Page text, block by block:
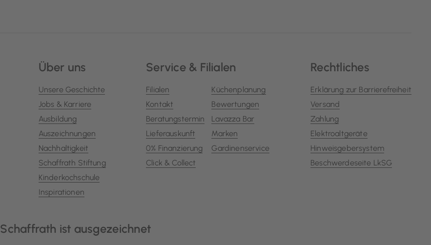
Über uns
Unsere Geschichte
Jobs & Karriere
Ausbildung
Auszeichnungen
Nachhaltigkeit
Schaffrath Stiftung
Kinderkochschule
Inspirationen
Service & Filialen
Filialen
Kontakt
Beratungstermin
Lieferauskunft
0% Finanzierung
Click & Collect
Küchenplanung
Bewertungen
Lavazza Bar
Marken
Gardinenservice
Rechtliches
Erklärung zur Barrierefreiheit
Versand
Zahlung
Elektroaltgeräte
Hinweisgebersystem
Beschwerdeseite LkSG
Schaffrath ist ausgezeichnet